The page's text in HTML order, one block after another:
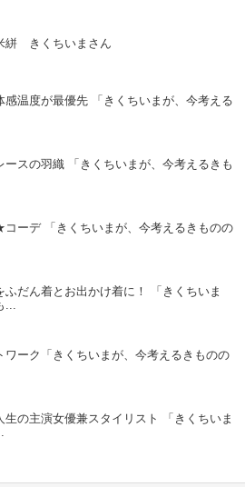
絣 きくちいまさん
感温度が最優先 「きくちいまが、今考える
ースの羽織 「きくちいまが、今考えるきも
ーデ 「きくちいまが、今考えるきものの
ふだん着とお出かけ着に！ 「きくちいま
...
ワーク「きくちいまが、今考えるきものの
生の主演女優兼スタイリスト 「きくちいま